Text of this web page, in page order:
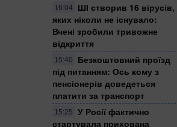
16:04
ШІ створив 16 вірусів,
яких ніколи не існувало:
Вчені зробили тривожне
відкриття
15:40
Безкоштовний проїзд
під питанням: Ось кому з
пенсіонерів доведеться
платити за транспорт
15:25
У Росії фактично
стартувала прихована